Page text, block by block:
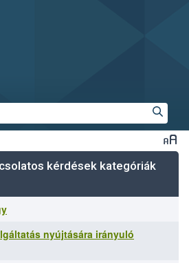
kérdések kategóriák
nyújtására irányuló